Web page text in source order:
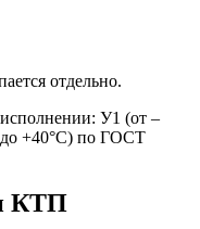
отдельно.
У1 (от –
+40°C) по ГОСТ
КТП